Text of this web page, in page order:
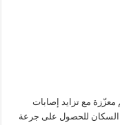
مع تزايد إصابات
، السكان للحصول على جرعة